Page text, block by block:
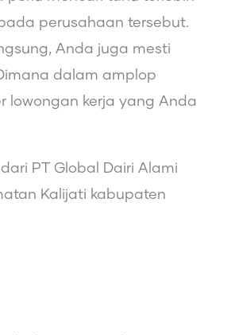
perusahaan tersebut.
Anda juga mesti
dalam amplop
lowongan kerja yang Anda
PT Global Dairi Alami
Kalijati kabupaten